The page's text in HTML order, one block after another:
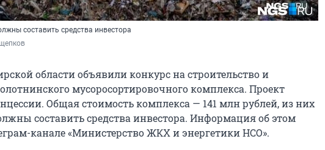
составить средства инвестора
области объявили конкурс на строительство и
мусоросортировочного комплекса. Проект
Общая стоимость комплекса — 141 млн рублей, из них
составить средства инвестора. Информация об этом
канале «Министерство ЖКХ и энергетики НСО».